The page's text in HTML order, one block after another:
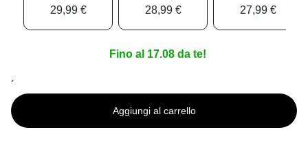
29,99 €
28,99 €
27,99 €
Fino al 17.08 da te!
´
Aggiungi al carrello